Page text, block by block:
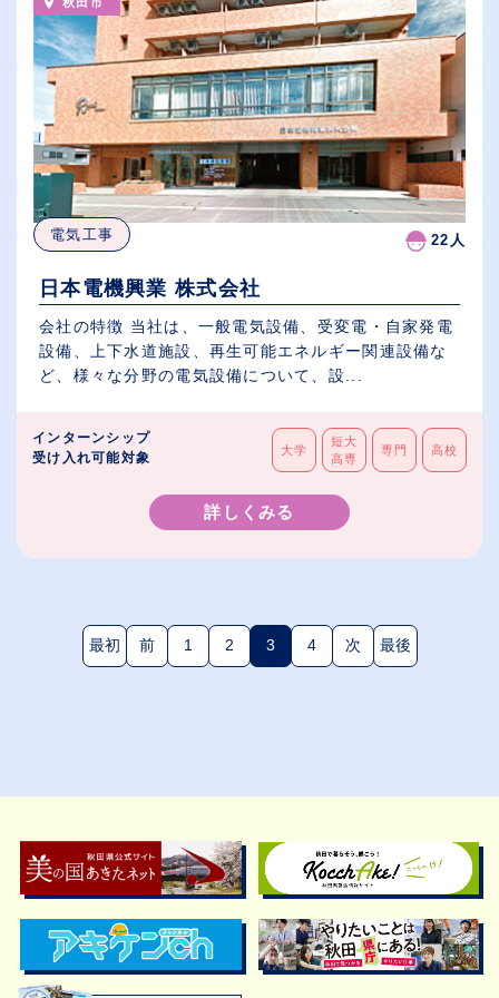
電気工事 22人
日本電機興業 株式会社
会社の特徴 当社は、一般電気設備、受変電・自家発電
設備、上下水道施設、再生可能エネルギー関連設備な
ど、様々な分野の電気設備について、設...
インターンシップ
受け入れ可能対象
大学
短大
高専
専門 高校
詳しくみる
最初 前 1 2 3(現在のページ)
4 次 最後